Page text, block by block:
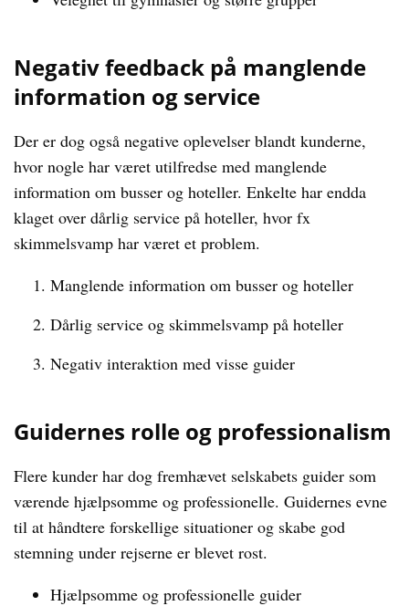
Negativ feedback på manglende
information og service
Der er dog også negative oplevelser blandt kunderne,
hvor nogle har været utilfredse med manglende
information om busser og hoteller. Enkelte har endda
klaget over dårlig service på hoteller, hvor fx
skimmelsvamp har været et problem.
Manglende information om busser og hoteller
Dårlig service og skimmelsvamp på hoteller
Negativ interaktion med visse guider
Guidernes rolle og professionalism
Flere kunder har dog fremhævet selskabets guider som
værende hjælpsomme og professionelle. Guidernes evne
til at håndtere forskellige situationer og skabe god
stemning under rejserne er blevet rost.
Hjælpsomme og professionelle guider